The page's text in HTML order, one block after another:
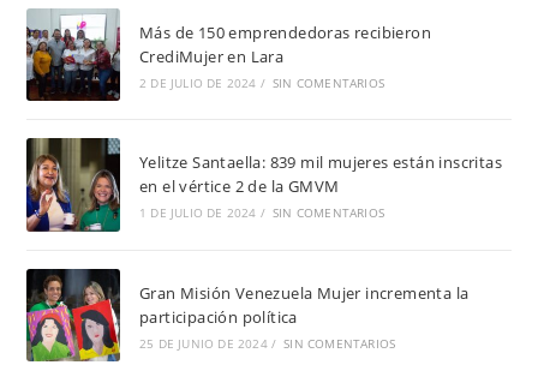
Más de 150 emprendedoras recibieron
CrediMujer en Lara
2 DE JULIO DE 2024 / SIN COMENTARIOS
Yelitze Santaella: 839 mil mujeres están inscritas
en el vértice 2 de la GMVM
1 DE JULIO DE 2024 / SIN COMENTARIOS
Gran Misión Venezuela Mujer incrementa la
participación política
25 DE JUNIO DE 2024 / SIN COMENTARIOS